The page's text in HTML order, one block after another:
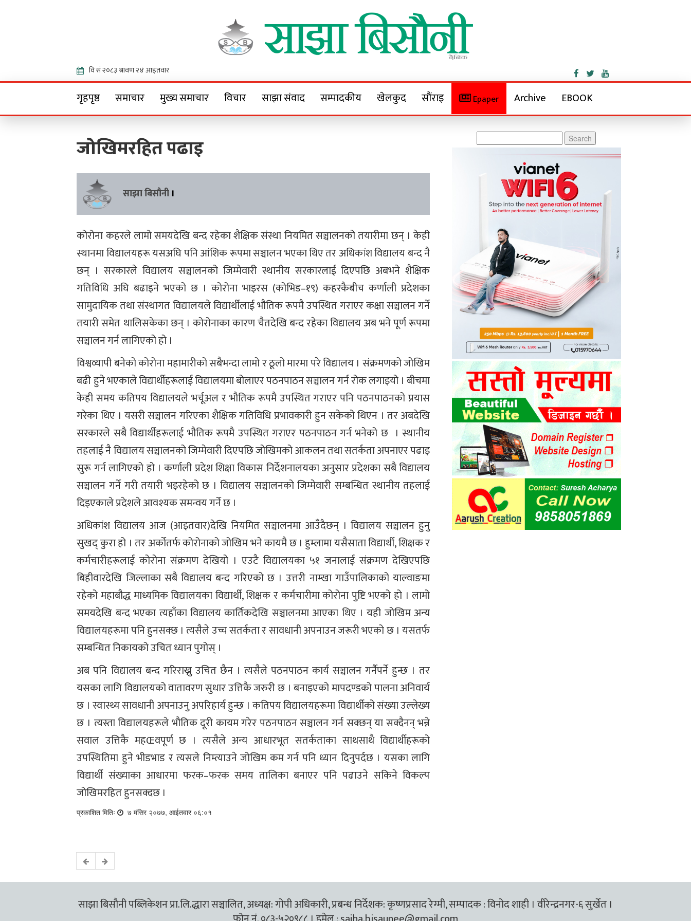
Sajha Bisaunee
गृहपृष्ठ समाचार मुख्य समाचार विचार साझा संवाद सम्पादकीय खेलकुद सौंराइ Epaper Archive EBOOK
जोखिमरहित पढाइ
साझा बिसौनी ।
कोरोना कहरले लामो समयदेखि बन्द रहेका शैक्षिक संस्था नियमित सञ्चालनको तयारीमा छन् । केही
स्थानमा विद्यालयहरू यसअघि पनि आंशिक रूपमा सञ्चालन भएका थिए तर अधिकांश विद्यालय बन्द नै
छन् । सरकारले विद्यालय सञ्चालनको जिम्मेवारी स्थानीय सरकारलाई दिएपछि अबभने शैक्षिक
गतिविधि अघि बढाइने भएको छ । कोरोना भाइरस (कोभिड–१९) कहरकैबीच कर्णाली प्रदेशका
सामुदायिक तथा संस्थागत विद्यालयले विद्यार्थीलाई भौतिक रूपमै उपस्थित गराएर कक्षा सञ्चालन गर्ने
तयारी समेत थालिसकेका छन् । कोरोनाका कारण चैतदेखि बन्द रहेका विद्यालय अब भने पूर्ण रूपमा
सञ्चालन गर्न लागिएको हो ।
विश्वव्यापी बनेको कोरोना महामारीको सबैभन्दा लामो र ठूलो मारमा परे विद्यालय । संक्रमणको जोखिम
बढी हुने भएकाले विद्यार्थीहरूलाई विद्यालयमा बोलाएर पठनपाठन सञ्चालन गर्न रोक लगाइयो । बीचमा
केही समय कतिपय विद्यालयले भर्चूअल र भौतिक रूपमै उपस्थित गराएर पनि पठनपाठनको प्रयास
गरेका थिए । यसरी सञ्चालन गरिएका शैक्षिक गतिविधि प्रभावकारी हुन सकेको थिएन । तर अबदेखि
सरकारले सबै विद्यार्थीहरूलाई भौतिक रूपमै उपस्थित गराएर पठनपाठन गर्न भनेको छ । स्थानीय
तहलाई नै विद्यालय सञ्चालनको जिम्मेवारी दिएपछि जोखिमको आकलन तथा सतर्कता अपनाएर पढाइ
सुरू गर्न लागिएको हो । कर्णाली प्रदेश शिक्षा विकास निर्देशनालयका अनुसार प्रदेशका सबै विद्यालय
सञ्चालन गर्ने गरी तयारी भइरहेको छ । विद्यालय सञ्चालनको जिम्मेवारी सम्बन्धित स्थानीय तहलाई
दिइएकाले प्रदेशले आवश्यक समन्वय गर्ने छ ।
अधिकांश विद्यालय आज (आइतवार)देखि नियमित सञ्चालनमा आउँदैछन् । विद्यालय सञ्चालन हुनु
सुखद् कुरा हो । तर अर्कोतर्फ कोरोनाको जोखिम भने कायमै छ । हुम्लामा यसैसाता विद्यार्थी, शिक्षक र
कर्मचारीहरूलाई कोरोना संक्रमण देखियो । एउटै विद्यालयका ५१ जनालाई संक्रमण देखिएपछि
बिहीवारदेखि जिल्लाका सबै विद्यालय बन्द गरिएको छ । उत्तरी नाम्खा गाउँपालिकाको याल्वाङमा
रहेको महाबौद्ध माध्यमिक विद्यालयका विद्यार्थी, शिक्षक र कर्मचारीमा कोरोना पुष्टि भएको हो । लामो
समयदेखि बन्द भएका त्यहाँका विद्यालय कार्तिकदेखि सञ्चालनमा आएका थिए । यही जोखिम अन्य
विद्यालयहरूमा पनि हुनसक्छ । त्यसैले उच्च सतर्कता र सावधानी अपनाउन जरूरी भएको छ । यसतर्फ
सम्बन्धित निकायको उचित ध्यान पुगोस् ।
अब पनि विद्यालय बन्द गरिराख्नु उचित छैन । त्यसैले पठनपाठन कार्य सञ्चालन गर्नैपर्ने हुन्छ । तर
यसका लागि विद्यालयको वातावरण सुधार उत्तिकै जरुरी छ । बनाइएको मापदण्डको पालना अनिवार्य
छ । स्वास्थ्य सावधानी अपनाउनु अपरिहार्य हुन्छ । कतिपय विद्यालयहरूमा विद्यार्थीको संख्या उल्लेख्य
छ । त्यस्ता विद्यालयहरूले भौतिक दूरी कायम गरेर पठनपाठन सञ्चालन गर्न सक्छन् या सक्दैनन् भन्ने
सवाल उत्तिकै महŒवपूर्ण छ । त्यसैले अन्य आधारभूत सतर्कताका साथसाथै विद्यार्थीहरूको
उपस्थितिमा हुने भीडभाड र त्यसले निम्त्याउने जोखिम कम गर्न पनि ध्यान दिनुपर्दछ । यसका लागि
विद्यार्थी संख्याका आधारमा फरक–फरक समय तालिका बनाएर पनि पढाउने सकिने विकल्प
जोखिमरहित हुनसक्दछ ।
प्रकाशित मितिः ७ मंसिर २०७७, आईतवार ०६:०१
for:
साझा बिसौनी पब्लिकेशन प्रा.लि.द्धारा सञ्चालित, अध्यक्ष: गोपी अधिकारी, प्रबन्ध निर्देशक: कृष्णप्रसाद रेग्मी, सम्पादक : विनोद शाही । वीरेन्द्रनगर-६ सुर्खेत ।